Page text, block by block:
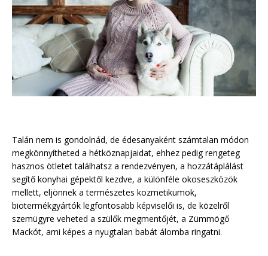
Talán nem is gondolnád, de édesanyaként számtalan módon
megkönnyítheted a hétköznapjaidat, ehhez pedig rengeteg
hasznos ötletet találhatsz a rendezvényen, a hozzátáplálást
segítő konyhai gépektől kezdve, a különféle okoseszközök
mellett, eljönnek a természetes kozmetikumok,
biotermékgyártók legfontosabb képviselői is, de közelről
szemügyre veheted a szülők megmentőjét, a Zümmögő
Mackót, ami képes a nyugtalan babát álomba ringatni.